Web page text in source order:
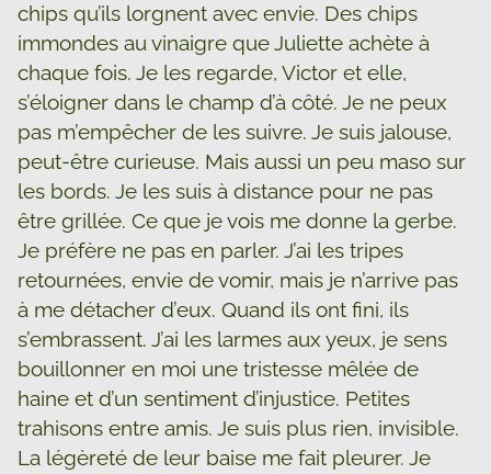
chips qu’ils lorgnent avec envie. Des chips
immondes au vinaigre que Juliette achète à
chaque fois. Je les regarde, Victor et elle,
s’éloigner dans le champ d’à côté. Je ne peux
pas m’empêcher de les suivre. Je suis jalouse,
peut-être curieuse. Mais aussi un peu maso sur
les bords. Je les suis à distance pour ne pas
être grillée. Ce que je vois me donne la gerbe.
Je préfère ne pas en parler. J’ai les tripes
retournées, envie de vomir, mais je n’arrive pas
à me détacher d’eux. Quand ils ont fini, ils
s’embrassent. J’ai les larmes aux yeux, je sens
bouillonner en moi une tristesse mêlée de
haine et d’un sentiment d’injustice. Petites
trahisons entre amis. Je suis plus rien, invisible.
La légèreté de leur baise me fait pleurer. Je